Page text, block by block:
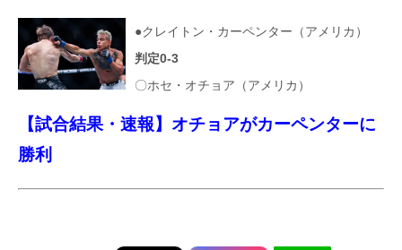
●クレイトン・カーペンター（アメリカ）
判定0-3
〇ホセ・オチョア（アメリカ）
【試合結果・速報】オチョアがカーペンターに
勝利